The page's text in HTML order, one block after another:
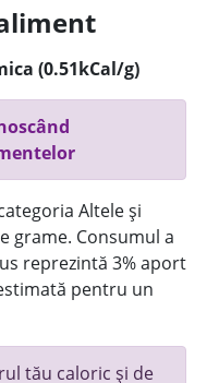
(0.51kCal/g)
Altele și
grame. Consumul a
reprezintă 3% aport
pentru un
tău caloric și de